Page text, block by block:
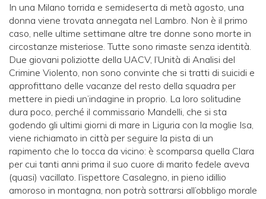
In una Milano torrida e semideserta di metà agosto, una
donna viene trovata annegata nel Lambro. Non è il primo
caso, nelle ultime settimane altre tre donne sono morte in
circostanze misteriose. Tutte sono rimaste senza identità.
Due giovani poliziotte della UACV, l’Unità di Analisi del
Crimine Violento, non sono convinte che si tratti di suicidi e
approfittano delle vacanze del resto della squadra per
mettere in piedi un’indagine in proprio. La loro solitudine
dura poco, perché il commissario Mandelli, che si sta
godendo gli ultimi giorni di mare in Liguria con la moglie Isa,
viene richiamato in città per seguire la pista di un
rapimento che lo tocca da vicino: è scomparsa quella Clara
per cui tanti anni prima il suo cuore di marito fedele aveva
(quasi) vacillato. l’ispettore Casalegno, in pieno idillio
amoroso in montagna, non potrà sottrarsi all’obbligo morale